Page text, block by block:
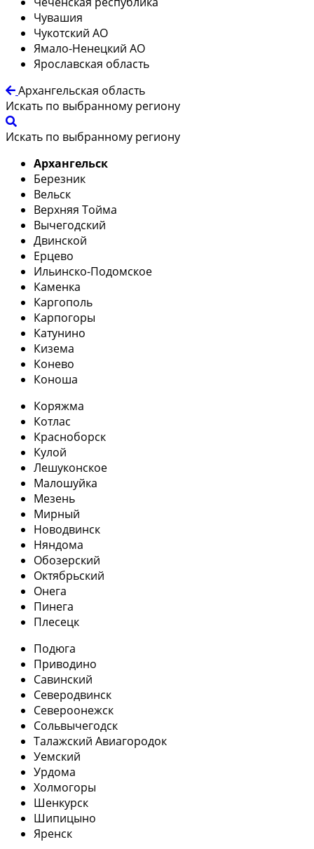
Чувашия
Чукотский АО
Ямало-Ненецкий АО
Ярославская область
Архангельская область
Искать по выбранному региону
Искать по выбранному региону
Архангельск
Березник
Вельск
Верхняя Тойма
Вычегодский
Двинской
Ерцево
Ильинско-Подомское
Каменка
Каргополь
Карпогоры
Катунино
Кизема
Конево
Коноша
Коряжма
Котлас
Красноборск
Кулой
Лешуконское
Малошуйка
Мезень
Мирный
Новодвинск
Няндома
Обозерский
Октябрьский
Онега
Пинега
Плесецк
Подюга
Приводино
Савинский
Северодвинск
Североонежск
Сольвычегодск
Талажский Авиагородок
Уемский
Урдома
Холмогоры
Шенкурск
Шипицыно
Яренск